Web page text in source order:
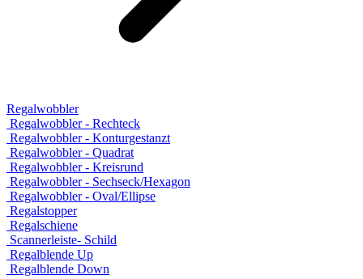
Regalwobbler
Regalwobbler - Rechteck
Regalwobbler - Konturgestanzt
Regalwobbler - Quadrat
Regalwobbler - Kreisrund
Regalwobbler - Sechseck/Hexagon
Regalwobbler - Oval/Ellipse
Regalstopper
Regalschiene
Scannerleiste- Schild
Regalblende Up
Regalblende Down